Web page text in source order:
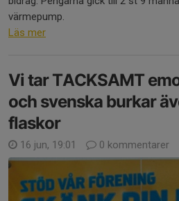
värmepump.
Läs mer
Vi tar TACKSAMT
och svenska burkar
flaskor
16 jun, 19:01 0 kommentarer